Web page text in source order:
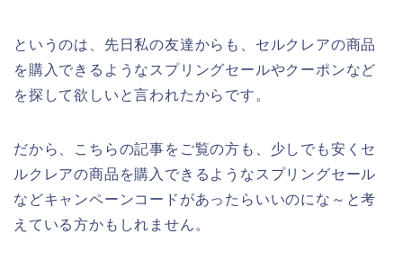
というのは、先日私の友達からも、セルクレアの商品
を購入できるようなスプリングセールやクーポンなど
を探して欲しいと言われたからです。
だから、こちらの記事をご覧の方も、少しでも安くセ
ルクレアの商品を購入できるようなスプリングセール
などキャンペーンコードがあったらいいのにな～と考
えている方かもしれません。